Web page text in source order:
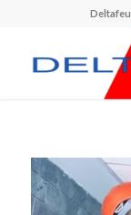
Deltafeu